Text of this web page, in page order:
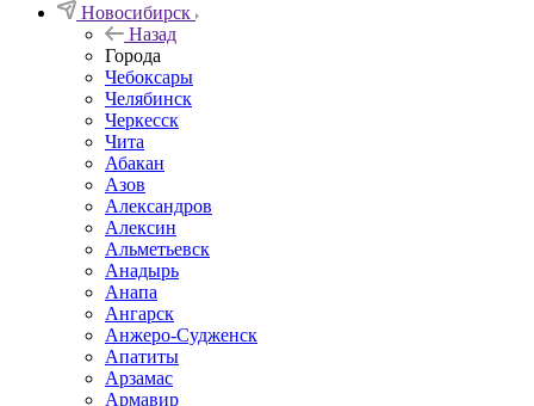
Новосибирск
Назад
Города
Чебоксары
Челябинск
Черкесск
Чита
Абакан
Азов
Александров
Алексин
Альметьевск
Анадырь
Анапа
Ангарск
Анжеро-Судженск
Апатиты
Арзамас
Армавир